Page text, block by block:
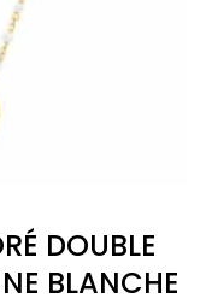
DOUBLE
BLANCHE